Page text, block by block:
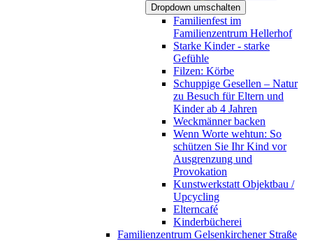
Dropdown umschalten
Familienfest im
Familienzentrum Hellerhof
Starke Kinder - starke
Gefühle
Filzen: Körbe
Schuppige Gesellen – Natur
zu Besuch für Eltern und
Kinder ab 4 Jahren
Weckmänner backen
Wenn Worte wehtun: So
schützen Sie Ihr Kind vor
Ausgrenzung und
Provokation
Kunstwerkstatt Objektbau /
Upcycling
Elterncafé
Kinderbücherei
Familienzentrum Gelsenkirchener Straße